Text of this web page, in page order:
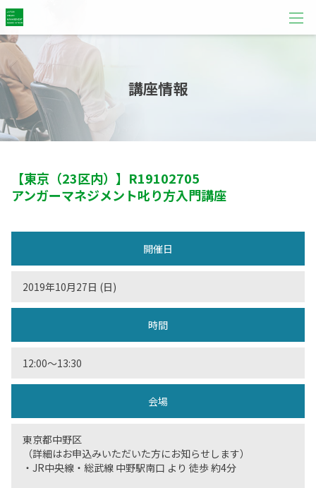
講座情報
【東京（23区内）】 R19102705
アンガーマネジメント叱り方入門講座
開催日
2019年10月27日 (日)
時間
12:00〜13:30
会場
東京都中野区
（詳細はお申込みいただいた方にお知らせします）
・JR中央線・総武線 中野駅南口 より 徒歩 約4分